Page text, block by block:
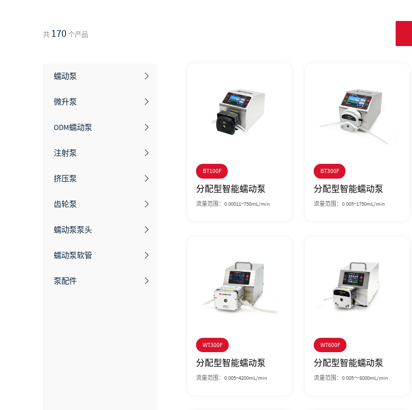
共 170 个产品
蠕动泵
调速型蠕动泵
流量型智能蠕动泵
分配型智能蠕动泵
工业型蠕动泵
高防护蠕动泵
防爆蠕动泵
蠕动泵灌装系统
编程泵
微升泵
ODM蠕动泵
注射泵
实验室注射泵
工业注射泵
挤压泵
齿轮泵
蠕动泵泵头
蠕动泵软管
泵配件
BT100F
分配型智能蠕动泵
流量范围：0.00011~750mL/min
BT300F
分配型智能蠕动泵
流量范围：0.005~1750mL/min
WT300F
分配型智能蠕动泵
流量范围：0.005~4200mL/min
WT600F
分配型智能蠕动泵
流量范围：0.005～6000mL/min